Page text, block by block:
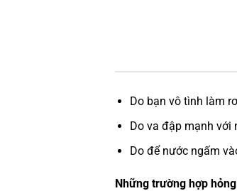
Do bạn vô tình làm
Do va đập mạnh với
Do để nước ngấm
Những trường hợp